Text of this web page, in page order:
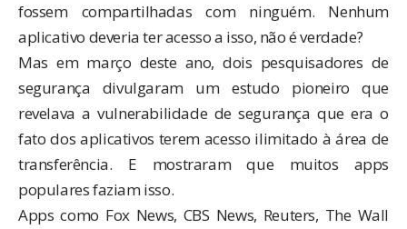
fossem compartilhadas com ninguém. Nenhum
aplicativo deveria ter acesso a isso, não é verdade?
Mas em março deste ano, dois pesquisadores de
segurança divulgaram um estudo pioneiro que
revelava a vulnerabilidade de segurança que era o
fato dos aplicativos terem acesso ilimitado à área de
transferência. E mostraram que muitos apps
populares faziam isso.
Apps como Fox News, CBS News, Reuters, The Wall